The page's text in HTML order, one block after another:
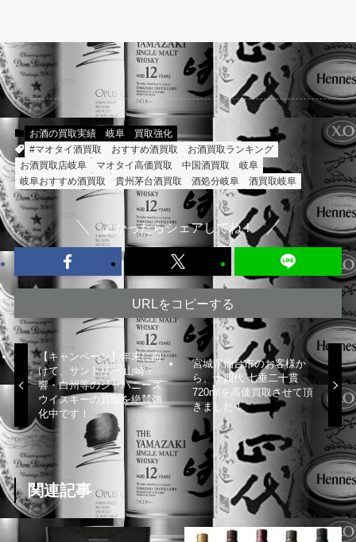
お酒の買取実績 岐阜
買取強化
#マオタイ酒買取
おすすめ酒買取
お酒買取ランキング
お酒買取店岐阜
マオタイ高価買取 中国酒買取
岐阜
岐阜おすすめ酒買取
貴州茅台酒買取 酒処分岐阜 酒買取岐阜
よかったらシェアしてね！
URLをコピーする
【キャンペーン】年末に向
けて、サントリー 山崎・
響・白州等のジャパニーズ
ウイスキーの買取を絶賛強
化中です！
宮城県仙台市のお客様か
ら、十四代 七垂二十貫
720mlを高価買取させて頂
きました！
関連記事